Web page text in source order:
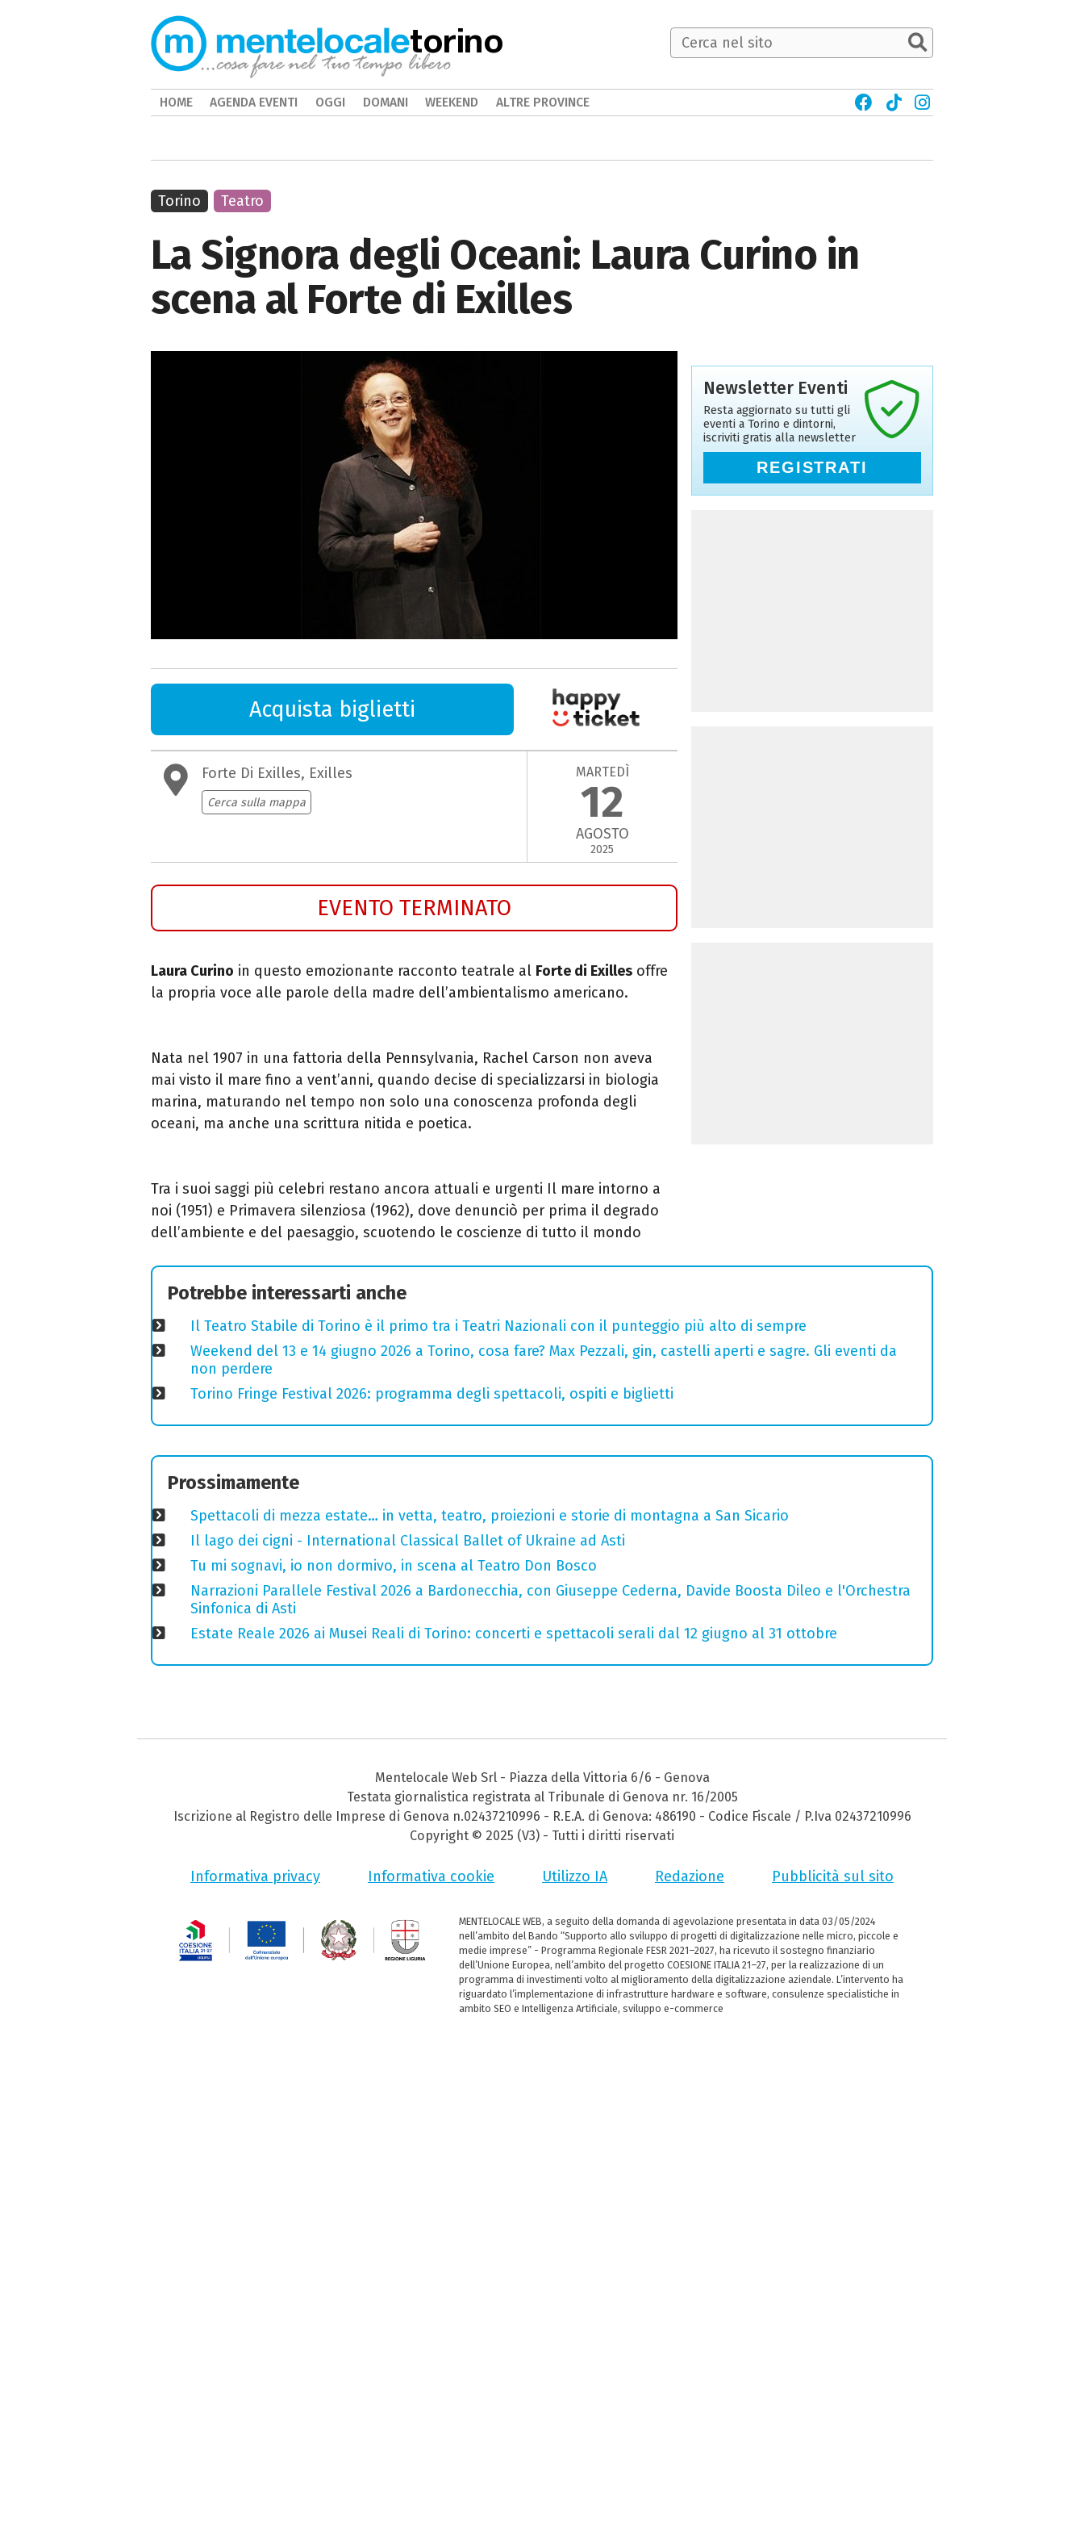
La Signora degli Oceani: Laura Curino in
scena al Forte di Exilles
Acquista biglietti
Forte Di Exilles, Exilles
Cerca sulla mappa
MARTEDÌ
12
AGOSTO
2025
EVENTO TERMINATO
Laura Curino in questo emozionante racconto teatrale al Forte di Exilles offre
la propria voce alle parole della madre dell’ambientalismo americano.
Nata nel 1907 in una fattoria della Pennsylvania, Rachel Carson non aveva
mai visto il mare fino a vent’anni, quando decise di specializzarsi in biologia
marina, maturando nel tempo non solo una conoscenza profonda degli
oceani, ma anche una scrittura nitida e poetica.
Tra i suoi saggi più celebri restano ancora attuali e urgenti Il mare intorno a
noi (1951) e Primavera silenziosa (1962), dove denunciò per prima il degrado
dell’ambiente e del paesaggio, scuotendo le coscienze di tutto il mondo
Torino Teatro
Newsletter Eventi
Resta aggiornato su tutti gli
eventi a Torino e dintorni,
iscriviti gratis alla newsletter
REGISTRATI
Potrebbe interessarti anche
Il Teatro Stabile di Torino è il primo tra i Teatri Nazionali con il punteggio più alto di sempre
Weekend del 13 e 14 giugno 2026 a Torino, cosa fare? Max Pezzali, gin, castelli aperti e sagre. Gli eventi da
non perdere
Torino Fringe Festival 2026: programma degli spettacoli, ospiti e biglietti
Prossimamente
Spettacoli di mezza estate… in vetta, teatro, proiezioni e storie di montagna a San Sicario
Il lago dei cigni - International Classical Ballet of Ukraine ad Asti
Tu mi sognavi, io non dormivo, in scena al Teatro Don Bosco
Narrazioni Parallele Festival 2026 a Bardonecchia, con Giuseppe Cederna, Davide Boosta Dileo e l'Orchestra
Sinfonica di Asti
Estate Reale 2026 ai Musei Reali di Torino: concerti e spettacoli serali dal 12 giugno al 31 ottobre
torino
HOME AGENDA EVENTI OGGI DOMANI WEEKEND ALTRE PROVINCE
Mentelocale Web Srl - Piazza della Vittoria 6/6 - Genova
Testata giornalistica registrata al Tribunale di Genova nr. 16/2005
Iscrizione al Registro delle Imprese di Genova n.02437210996 - R.E.A. di Genova: 486190 - Codice Fiscale / P.Iva 02437210996
Copyright © 2025 (V3) - Tutti i diritti riservati
Informativa privacy Informativa cookie Utilizzo IA Redazione Pubblicità sul sito
MENTELOCALE WEB, a seguito della domanda di agevolazione presentata in data 03/05/2024
nell’ambito del Bando “Supporto allo sviluppo di progetti di digitalizzazione nelle micro, piccole e
medie imprese” - Programma Regionale FESR 2021–2027, ha ricevuto il sostegno finanziario
dell’Unione Europea, nell’ambito del progetto COESIONE ITALIA 21–27, per la realizzazione di un
programma di investimenti volto al miglioramento della digitalizzazione aziendale. L’intervento ha
riguardato l’implementazione di infrastrutture hardware e software, consulenze specialistiche in
ambito SEO e Intelligenza Artificiale, sviluppo e-commerce